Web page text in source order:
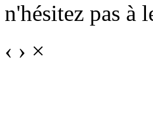
n'hésitez pas à
‹ › ×